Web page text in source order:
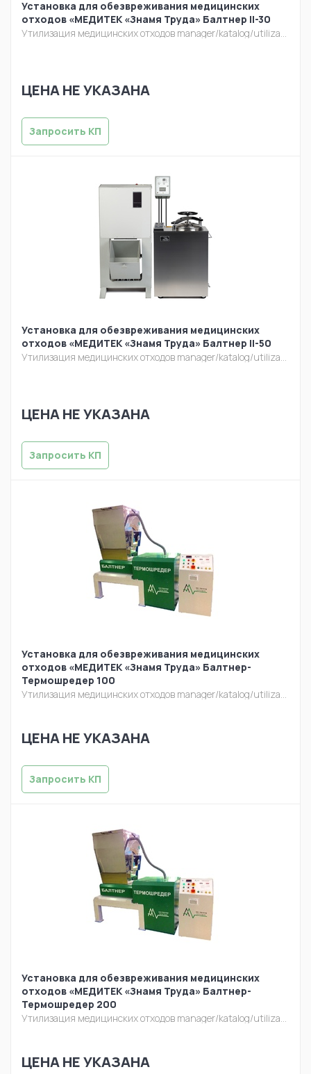
Установка для обезвреживания медицинских
отходов «МЕДИТЕК «Знамя Труда» Балтнер II-30
Утилизация медицинских отходов manager/katalog/utilizacia/baltner-50.jpg
ЦЕНА НЕ УКАЗАНА
Запросить КП
Установка для обезвреживания медицинских
отходов «МЕДИТЕК «Знамя Труда» Балтнер II-50
Утилизация медицинских отходов manager/katalog/utilizacia/baltner-50.jpg
ЦЕНА НЕ УКАЗАНА
Запросить КП
Установка для обезвреживания медицинских
отходов «МЕДИТЕК «Знамя Труда» Балтнер-
Термошредер 100
Утилизация медицинских отходов manager/katalog/utilizacia/baltner-termo.jpg
ЦЕНА НЕ УКАЗАНА
Запросить КП
Установка для обезвреживания медицинских
отходов «МЕДИТЕК «Знамя Труда» Балтнер-
Термошредер 200
Утилизация медицинских отходов manager/katalog/utilizacia/baltner-termo.jpg
ЦЕНА НЕ УКАЗАНА